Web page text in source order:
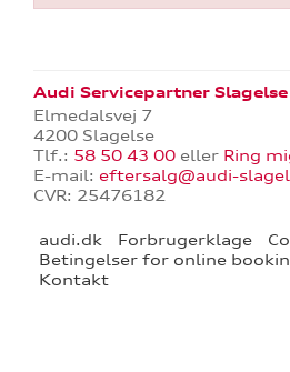
Audi Servicepartner Slagelse
Elmedalsvej 7
4200 Slagelse
Tlf.: 58 50 43 00 eller Ring
E-mail: eftersalg@audi-
CVR: 25476182
audi.dk Forbrugerklage
Betingelser for online
Kontakt